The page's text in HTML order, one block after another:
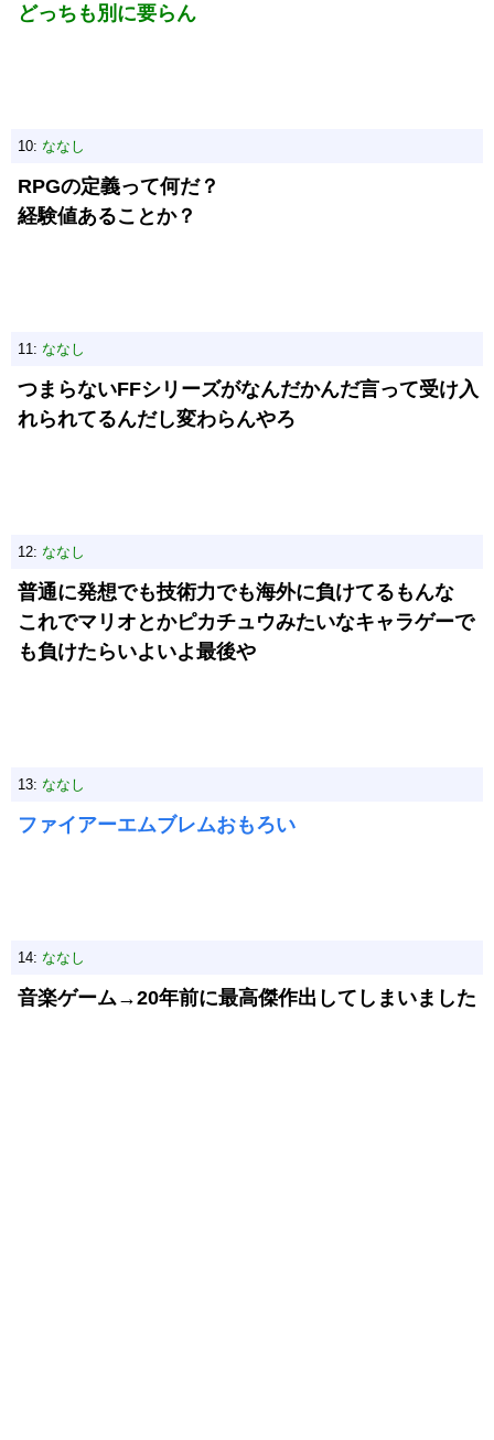
どっちも別に要らん
10: ななし
RPGの定義って何だ？
経験値あることか？
11: ななし
つまらないFFシリーズがなんだかんだ言って受け入
れられてるんだし変わらんやろ
12: ななし
普通に発想でも技術力でも海外に負けてるもんな
これでマリオとかピカチュウみたいなキャラゲーで
も負けたらいよいよ最後や
13: ななし
ファイアーエムブレムおもろい
14: ななし
音楽ゲーム→20年前に最高傑作出してしまいました